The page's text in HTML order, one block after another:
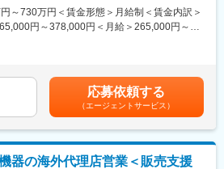
に設立された理化学研究所。その頃から受け
意欲的な自己啓発に対しても、積極的にサ
定める業務
となっています。
安定的かつ効率的に支えていくために、新
業拡大と業績向上を支えるポジションとし
の営業活動を円滑に進めるためのバックオ
ていただきます。
外の営業担当者や各国拠点、社内の関連部
～730万円＜賃金形態＞月給制＜賃金内訳＞
円～378,000円＜月給＞265,000円～
。実費負担となります。礼金が15万（単
同）、仲介手数料家賃1ヶ月分も会社負担と
までも目安の金額であり、選考を通じて上
す。月給(月額)は固定手当を含めた表記で
応募依頼する
（エージェントサービス）
器の海外代理店営業＜販売支援